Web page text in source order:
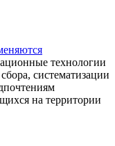
технологии
систематизации
на территории